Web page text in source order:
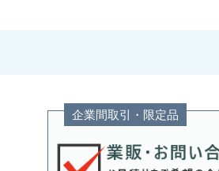
企業間取引・限定品